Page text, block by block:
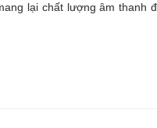
lại chất lượng âm thanh